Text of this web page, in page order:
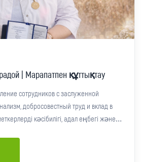
| Марапатпен құттықтау
сотрудников с заслуженной
добросовестный труд и вклад в
кәсібилігі, адал еңбегі және